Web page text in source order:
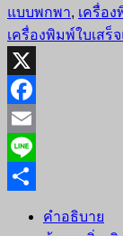
แบบพกพา, เครื่อง
เครื่องพิมพ์ใบเสร็
X
Facebook
Email
Line
คำอธิบาย